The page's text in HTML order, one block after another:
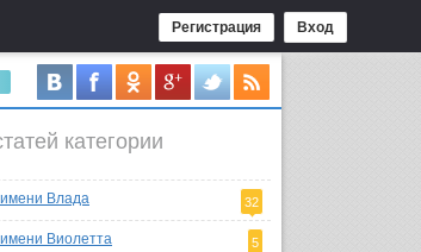
Регистрация Вход
категории
Влада 32
Виолетта 5